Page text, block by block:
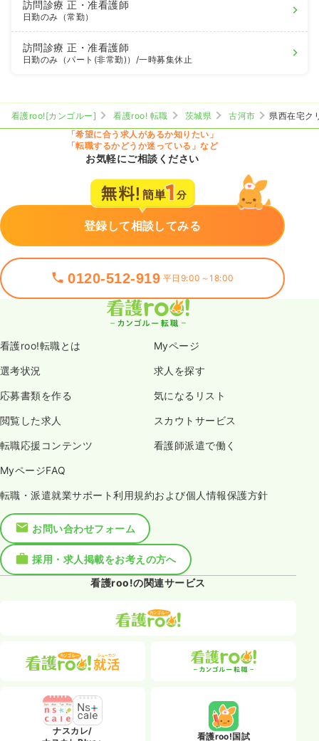
訪問診療正・准看護師
日勤のみ（常勤）
訪問診療正・准看護師
日勤のみ（パート(非常勤)） /一時募集休止
看護roo![カンゴルー] 看護roo! 転職 茨城県 古河市
県西在宅ク
「希望に合う求人があるか知りたい」
「転職するかどうか迷っている」など
お気軽にご相談ください
登録して相談してみる
0120-512-919 平日9:00～18:00
看護roo!転職とは Myページ
選考状況 求人を探す
応募書類を作る 気になるリスト
閲覧した求人 スカウトサービス
転職応援コンテンツ 看護師派遣で働く
MyページFAQ
転職・派遣就業サポート利用規約および個人情報保護方針
お問い合わせフォーム
採用・求人掲載をお考えの方へ
看護roo!の関連サービス
ナスカレ/
看護roo!国試